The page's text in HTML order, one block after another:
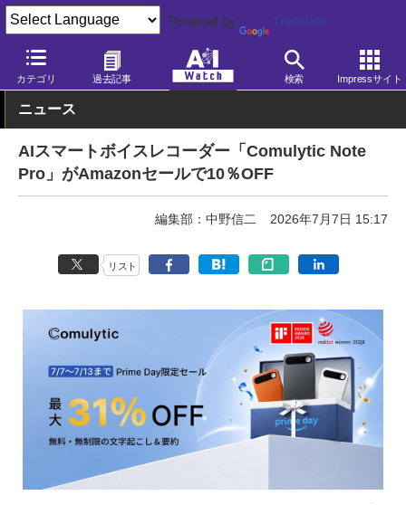
Powered by Translate
カテゴリ 過去記事 検索 Impressサイト
AI Watch AI活用 ビジネス・業務
ニュース
AIスマートボイスレコーダー「Comulytic Note
Pro」がAmazonセールで10％OFF
編集部：中野信二 2026年7月7日 15:17
リスト